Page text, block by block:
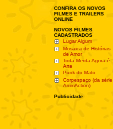
CONFIRA OS NOVOS
FILMES E TRAILERS
ONLINE
NOVOS FILMES
CADASTRADOS
Lugar Algum
Mosaica de Histórias
de Amor
Toda Merda Agora é
Arte
Punk do Mato
Corpespaço (da série
AnimAction)
Publicidade